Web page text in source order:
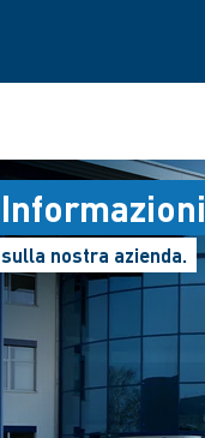
Informazioni
sulla nostra azienda.